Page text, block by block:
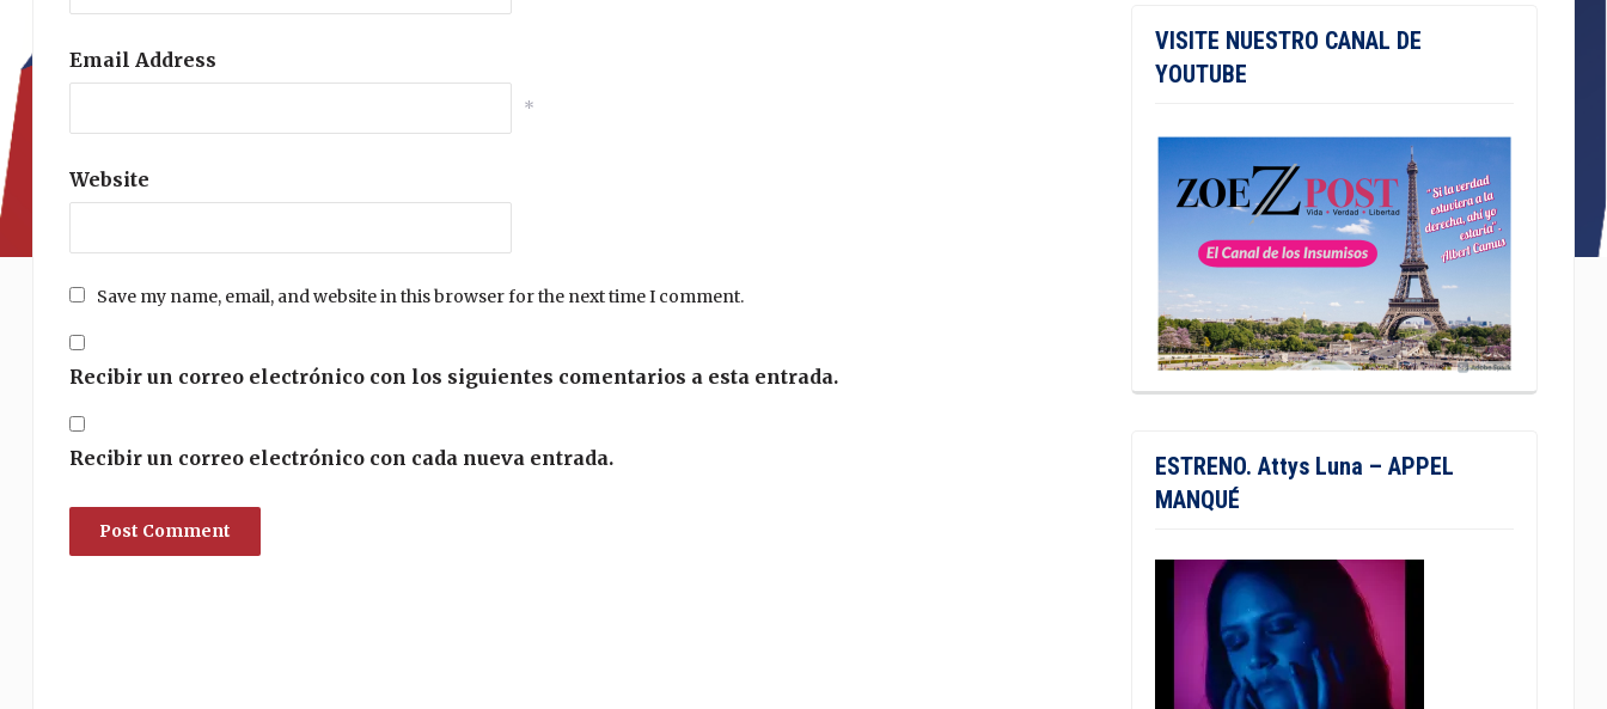
Email Address
*
Website
Save my name, email, and website in this browser for the next time I comment.
Recibir un correo electrónico con los siguientes comentarios a esta entrada.
Recibir un correo electrónico con cada nueva entrada.
VISITE NUESTRO CANAL DE
YOUTUBE
ESTRENO. Attys Luna – APPEL
MANQUÉ